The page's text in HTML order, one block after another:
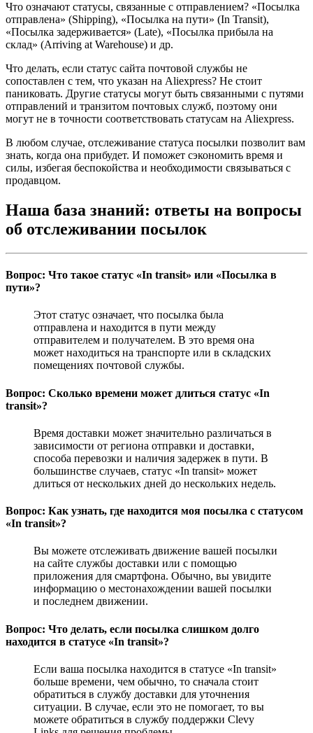
Что означают статусы, связанные с отправлением? «Посылка
отправлена» (Shipping), «Посылка на пути» (In Transit),
«Посылка задерживается» (Late), «Посылка прибыла на
склад» (Arriving at Warehouse) и др.
Что делать, если статус сайта почтовой службы не
сопоставлен с тем, что указан на Aliexpress? Не стоит
паниковать. Другие статусы могут быть связанными с путями
отправлений и транзитом почтовых служб, поэтому они
могут не в точности соответствовать статусам на Aliexpress.
В любом случае, отслеживание статуса посылки позволит вам
знать, когда она прибудет. И поможет сэкономить время и
силы, избегая беспокойства и необходимости связываться с
продавцом.
Наша база знаний: ответы на вопросы
об отслеживании посылок
Вопрос: Что такое статус «In transit» или «Посылка в
пути»?
Этот статус означает, что посылка была
отправлена и находится в пути между
отправителем и получателем. В это время она
может находиться на транспорте или в складских
помещениях почтовой службы.
Вопрос: Сколько времени может длиться статус «In
transit»?
Время доставки может значительно различаться в
зависимости от региона отправки и доставки,
способа перевозки и наличия задержек в пути. В
большинстве случаев, статус «In transit» может
длиться от нескольких дней до нескольких недель.
Вопрос: Как узнать, где находится моя посылка с статусом
«In transit»?
Вы можете отслеживать движение вашей посылки
на сайте службы доставки или с помощью
приложения для смартфона. Обычно, вы увидите
информацию о местонахождении вашей посылки
и последнем движении.
Вопрос: Что делать, если посылка слишком долго
находится в статусе «In transit»?
Если ваша посылка находится в статусе «In transit»
больше времени, чем обычно, то сначала стоит
обратиться в службу доставки для уточнения
ситуации. В случае, если это не помогает, то вы
можете обратиться в службу поддержки Clevy